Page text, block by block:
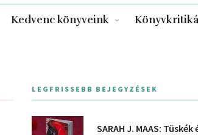
Kedvenc könyveink
LEGFRISSEBB BEJEGYZÉSEK
SARAH J. MAAS: